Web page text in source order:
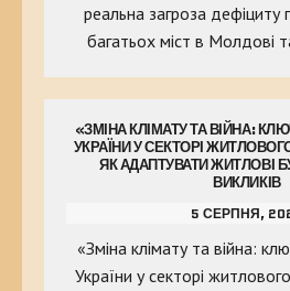
реальна загроза дефіциту
багатьох міст в Молдові
«ЗМІНА КЛІМАТУ ТА ВІЙНА:
УКРАЇНИ У СЕКТОРІ
ЯК АДАПТУВАТИ ЖИТЛОВІ
ВИКЛИКІВ
5 СЕРПНЯ,
«Зміна клімату та війна:
України у секторі